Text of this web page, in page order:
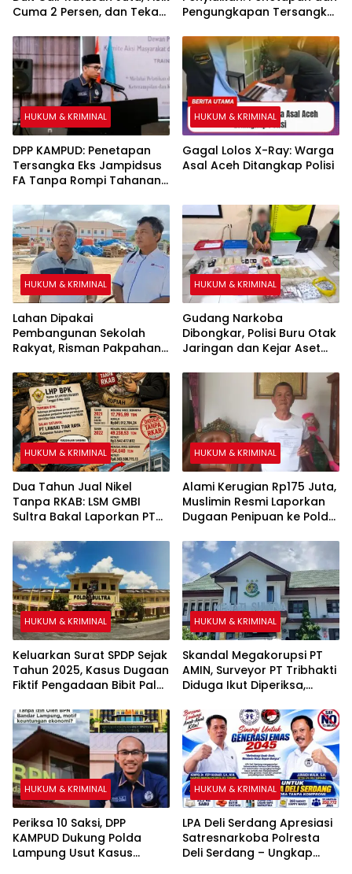
Cuma 2 Persen, dan Teka-
Bombana
Pengungkapan Tersangka
Bibit Pala dan Kakao Rp26
Miliar Dipertanyakan
HUKUM & KRIMINAL
DPP KAMPUD: Penetapan
Tersangka Eks Jampidsus
FA Tanpa Rompi Tahanan
Khusus
HUKUM & KRIMINAL
Gagal Lolos X-Ray: Warga
Asal Aceh Ditangkap Polisi
HUKUM & KRIMINAL
Lahan Dipakai
Pembangunan Sekolah
Rakyat, Risman Pakpahan
Rugi Ke Kemensos RI
HUKUM & KRIMINAL
Gudang Narkoba
Dibongkar, Polisi Buru Otak
Jaringan dan Kejar Aset
HUKUM & KRIMINAL
Dua Tahun Jual Nikel
Tanpa RKAB: LSM GMBI
Sultra Bakal Laporkan PT
HUKUM & KRIMINAL
Alami Kerugian Rp175 Juta,
Muslimin Resmi Laporkan
Dugaan Penipuan ke Polda
HUKUM & KRIMINAL
Keluarkan Surat SPDP Sejak
Tahun 2025, Kasus Dugaan
Fiktif Pengadaan Bibit Pala
Miliar Belum ada
Tersangka
HUKUM & KRIMINAL
Skandal Megakorupsi PT
AMIN, Surveyor PT Tribhakti
Diduga Ikut Diperiksa,
Enggan Berkomentar
HUKUM & KRIMINAL
Periksa 10 Saksi, DPP
KAMPUD Dukung Polda
Lampung Usut Kasus
HUKUM & KRIMINAL
LPA Deli Serdang Apresiasi
Satresnarkoba Polresta
Deli Serdang – Ungkap